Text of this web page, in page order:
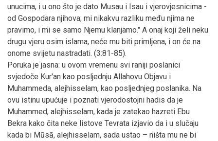
unucima, i u ono što je dato Musau i Isau i vjerovjesnicima -
od Gospodara njihova; mi nikakvu razliku među njima ne
pravimo, i mi se samo Njemu klanjamo." A onaj koji želi neku
drugu vjeru osim islama, neće mu biti primljena, i on će na
onome svijetu nastradati. (3:81-85).
Poruka je jasna: u ovom vremenu svi raniji poslanici
svjedoče Kur'an kao posljednju Allahovu Objavu i
Muhammeda, alejhisselam, kao posljednjeg poslanika. Na
ovu istinu upućuje i poznati vjerodostojni hadis da je
Muhammed, alejhisselam, kada je zatekao hazreti Ebu
Bekra kako čita neke listove Tevrata izjavio da i u slučaju
kada bi Mūsā, alejhisselam, sada ustao – ništa mu ne bi